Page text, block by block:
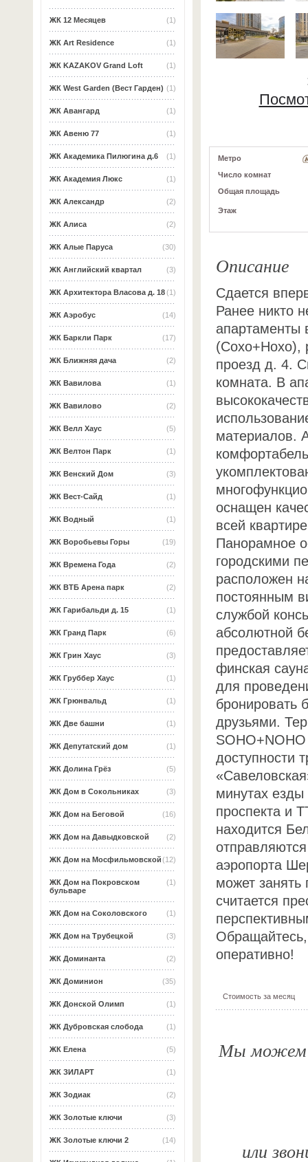
(1)
ЖК 12 Месяцев
(1)
ЖК Art Residence
(1)
ЖК KAZAKOV Grand Loft
(1)
ЖК West Garden (Вест Гарден)
(1)
ЖК Авангард
(1)
ЖК Авеню 77
(1)
ЖК Академика Пилюгина д.6
(1)
ЖК Академия Люкс
(2)
ЖК Александр
(2)
ЖК Алиса
(30)
ЖК Алые Паруса
(3)
ЖК Английский квартал
(1)
ЖК Архитектора Власова д. 18
(14)
ЖК Аэробус
(17)
ЖК Баркли Парк
(2)
ЖК Ближняя дача
(1)
ЖК Вавилова
(2)
ЖК Вавилово
(5)
ЖК Велл Хаус
(1)
ЖК Велтон Парк
(3)
ЖК Венский Дом
(1)
ЖК Вест-Сайд
(1)
ЖК Водный
(19)
ЖК Воробьевы Горы
(2)
ЖК Времена Года
(2)
ЖК ВТБ Арена парк
(1)
ЖК Гарибальди д. 15
(6)
ЖК Гранд Парк
(3)
ЖК Грин Хаус
(1)
ЖК Груббер Хаус
(1)
ЖК Грюнвальд
(1)
ЖК Две башни
(1)
ЖК Депутатский дом
(5)
ЖК Долина Грёз
(3)
ЖК Дом в Сокольниках
(16)
ЖК Дом на Беговой
(2)
ЖК Дом на Давыдковской
(12)
ЖК Дом на Мосфильмовской
(1)
ЖК Дом на Покровском
бульваре
(1)
ЖК Дом на Соколовского
(3)
ЖК Дом на Трубецкой
(2)
ЖК Доминанта
(35)
ЖК Доминион
(1)
ЖК Донской Олимп
(1)
ЖК Дубровская слобода
(5)
ЖК Елена
(1)
ЖК ЗИЛАРТ
(2)
ЖК Зодиак
(3)
ЖК Золотые ключи
(14)
ЖК Золотые ключи 2
Метро
Число комнат
Общая площадь
Этаж
Описание
Сдается
Ранее никто
апартаменты
(Сохо+Нохо),
проезд д. 4.
комната. В
материалов.
оснащен
всей
Панорамное
городскими
расположен
постоянным
службой
абсолютной
финская
для
бронировать
друзьями.
доступности
минутах езды
проспекта и
находится
аэропорта
может занять
считается
оперативно!
Стоимость за месяц
Мы можем
или